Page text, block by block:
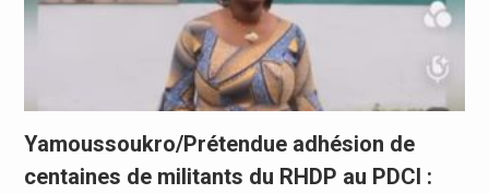
Yamoussoukro/Prétendue adhésion de
centaines de militants du RHDP au PDCI :